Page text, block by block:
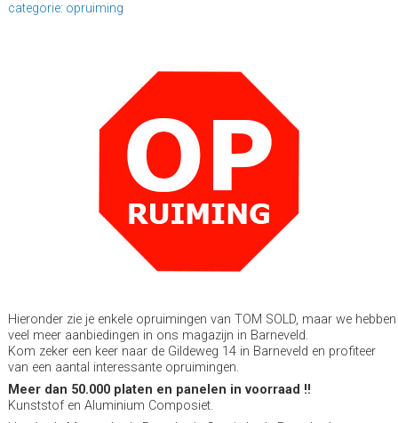
categorie: opruiming
Hieronder zie je enkele opruimingen van TOM SOLD, maar we hebben
veel meer aanbiedingen in ons magazijn in Barneveld.
Kom zeker een keer naar de Gildeweg 14 in Barneveld en profiteer
van een aantal interessante opruimingen.
Meer dan 50.000 platen en panelen in voorraad !!
Kunststof en Aluminium Composiet.